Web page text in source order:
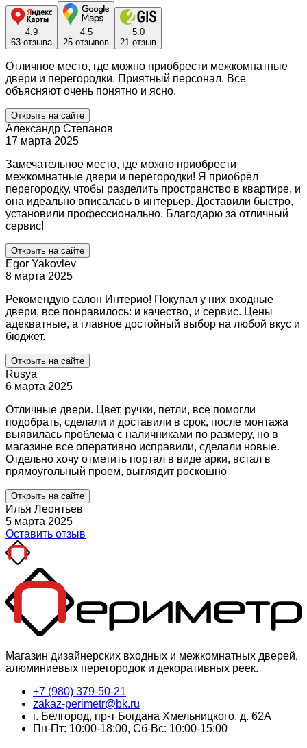
4.9
63 отзыва
4.5
25 отзывов
5.0
21 отзыв
Отличное место, где можно приобрести межкомнатные
двери и перегородки. Приятный персонал. Все
объясняют очень понятно и ясно.
Открыть на сайте
Александр Степанов
17 марта 2025
Замечательное место, где можно приобрести
межкомнатные двери и перегородки! Я приобрёл
перегородку, чтобы разделить пространство в квартире, и
она идеально вписалась в интерьер. Доставили быстро,
установили профессионально. Благодарю за отличный
сервис!
Открыть на сайте
Egor Yakovlev
8 марта 2025
Рекомендую салон Интерио! Покупал у них входные
двери, все понравилось: и качество, и сервис. Цены
адекватные, а главное достойный выбор на любой вкус и
бюджет.
Открыть на сайте
Rusya
6 марта 2025
Отличные двери. Цвет, ручки, петли, все помогли
подобрать, сделали и доставили в срок, после монтажа
выявилась проблема с наличниками по размеру, но в
магазине все оперативно исправили, сделали новые.
Отдельно хочу отметить портал в виде арки, встал в
прямоугольный проем, выглядит роскошно
Открыть на сайте
Илья Леонтьев
5 марта 2025
Оставить отзыв
Магазин дизайнерских входных и межкомнатных дверей,
алюминиевых перегородок и декоративных реек.
+7 (980) 379-50-21
zakaz-perimetr@bk.ru
г. Белгород, пр-т Богдана Хмельницкого, д. 62А
Пн-Пт: 10:00-18:00, Сб-Вс: 10:00-15:00